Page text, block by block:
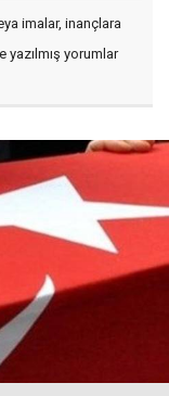
imalar, inançlara
yazılmış yorumlar